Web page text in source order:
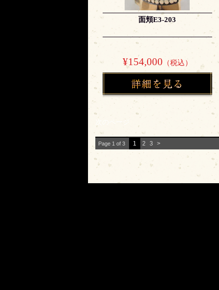
面頬E3-203
¥154,000 （税込）
Page 1 of 3 1 2 3 >